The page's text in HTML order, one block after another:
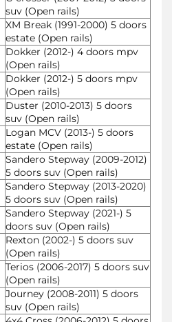
suv (Open rails)
XM Break (1991-2000) 5 doors
estate (Open rails)
Dokker (2012-) 4 doors mpv
(Open rails)
Dokker (2012-) 5 doors mpv
(Open rails)
Duster (2010-2013) 5 doors
suv (Open rails)
Logan MCV (2013-) 5 doors
estate (Open rails)
Sandero Stepway (2009-2012)
5 doors suv (Open rails)
Sandero Stepway (2013-2020)
5 doors suv (Open rails)
Sandero Stepway (2021-) 5
doors suv (Open rails)
Rexton (2002-) 5 doors suv
(Open rails)
Terios (2006-2017) 5 doors suv
(Open rails)
Journey (2008-2011) 5 doors
suv (Open rails)